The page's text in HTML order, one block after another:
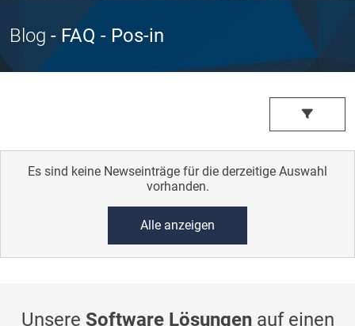
Blog - FAQ - Pos-in
Es sind keine Newseinträge für die derzeitige Auswahl
vorhanden.
Alle anzeigen
Unsere Software Lösungenauf einen